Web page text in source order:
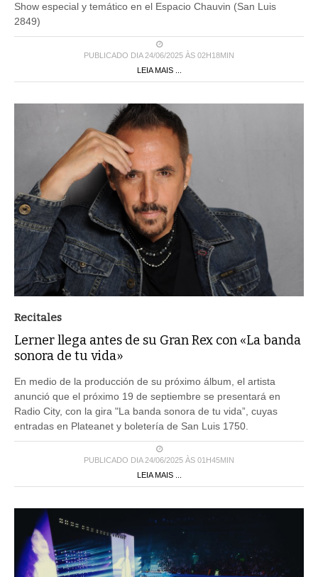
Show especial y temático en el Espacio Chauvin (San Luis
2849)
PUBLICADO DIA 24/06/2025 ÀS 02H18MIN
LEIA MAIS ...
Recitales
Lerner llega antes de su Gran Rex con «La banda
sonora de tu vida»
En medio de la producción de su próximo álbum, el artista
anunció que el próximo 19 de septiembre se presentará en
Radio City, con la gira "La banda sonora de tu vida”, cuyas
entradas en Plateanet y boletería de San Luis 1750.
PUBLICADO DIA 24/06/2025 ÀS 01H45MIN
LEIA MAIS ...